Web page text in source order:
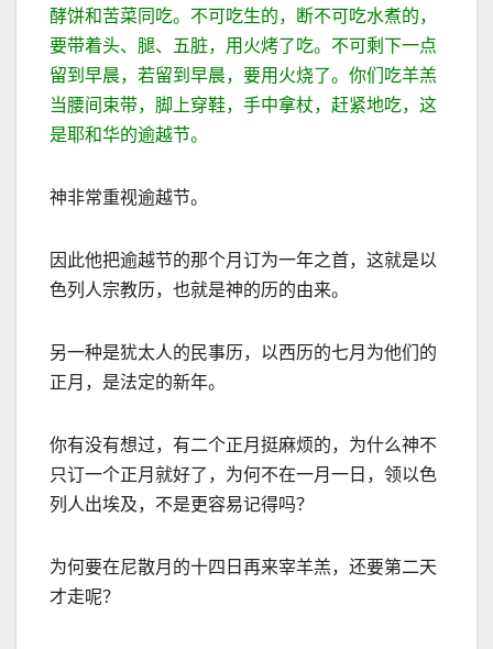
酵饼和苦菜同吃。不可吃生的，断不可吃水煮的，
要带着头、腿、五脏，用火烤了吃。不可剩下一点
留到早晨，若留到早晨，要用火烧了。你们吃羊羔
当腰间束带，脚上穿鞋，手中拿杖，赶紧地吃，这
是耶和华的逾越节。
神非常重视逾越节。
因此他把逾越节的那个月订为一年之首，这就是以
色列人宗教历，也就是神的历的由来。
另一种是犹太人的民事历，以西历的七月为他们的
正月，是法定的新年。
你有没有想过，有二个正月挺麻烦的，为什么神不
只订一个正月就好了，为何不在一月一日，领以色
列人出埃及，不是更容易记得吗？
为何要在尼散月的十四日再来宰羊羔，还要第二天
才走呢？